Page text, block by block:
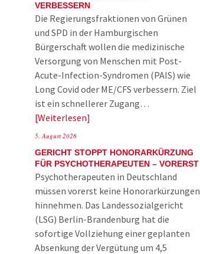
VERBESSERN
Die Regierungsfraktionen von Grünen
und SPD in der Hamburgischen
Bürgerschaft wollen die medizinische
Versorgung von Menschen mit Post-
Acute-Infection-Syndromen (PAIS) wie
Long Covid oder ME/CFS verbessern. Ziel
ist ein schnellerer Zugang…
Weiterlesen
5. August 2026
GERICHT STOPPT HONORARKÜRZUNG
FÜR PSYCHOTHERAPEUTEN – VORERST
Psychotherapeuten in Deutschland
müssen vorerst keine Honorarkürzungen
hinnehmen. Das Landessozialgericht
(LSG) Berlin-Brandenburg hat die
sofortige Vollziehung einer geplanten
Absenkung der Vergütung um 4,5